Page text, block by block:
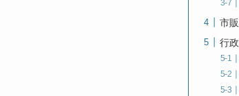
市
行